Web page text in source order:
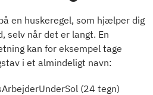
en huskeregel, som hjælper dig
selv når det er langt. En
kan for eksempel tage
i et almindeligt navn:
(24 tegn)